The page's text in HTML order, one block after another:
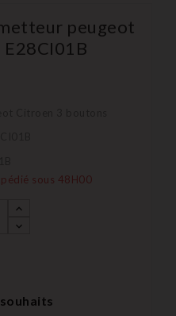
peugeot
sous 48H00